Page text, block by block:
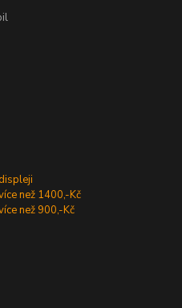
než 1400,-Kč
než 900,-Kč